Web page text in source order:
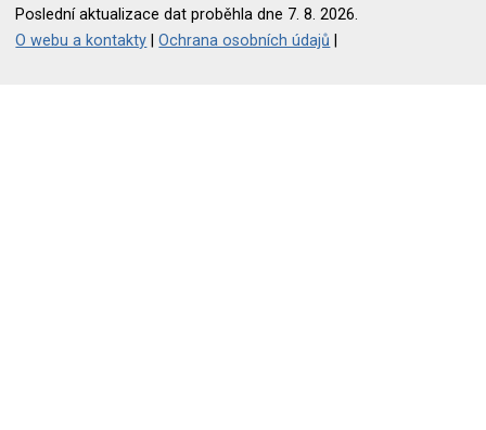
Poslední aktualizace dat proběhla dne 7. 8. 2026.
O webu a kontakty |Ochrana osobních údajů